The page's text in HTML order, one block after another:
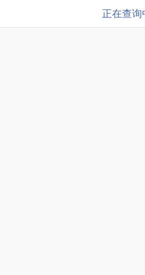
正在查询